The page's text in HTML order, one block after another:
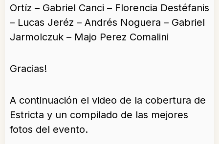
Ortíz – Gabriel Canci – Florencia Destéfanis
– Lucas Jeréz – Andrés Noguera – Gabriel
Jarmolczuk – Majo Perez Comalini
Gracias!
A continuación el video de la cobertura de
Estricta y un compilado de las mejores
fotos del evento.